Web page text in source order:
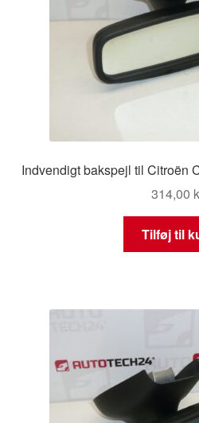
Indvendigt bakspejl til Citroën
314,00
Tilføj til